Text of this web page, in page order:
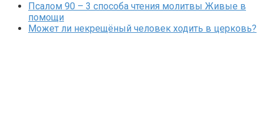
Псалом 90 – 3 способа чтения молитвы Живые в
помощи
Может ли некрещёный человек ходить в церковь?